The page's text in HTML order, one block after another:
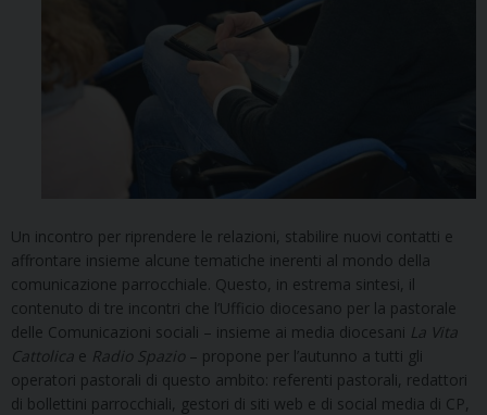
Un incontro per riprendere le relazioni, stabilire nuovi contatti e
affrontare insieme alcune tematiche inerenti al mondo della
comunicazione parrocchiale. Questo, in estrema sintesi, il
contenuto di tre incontri che l’Ufficio diocesano per la pastorale
delle Comunicazioni sociali – insieme ai media diocesani La Vita
Cattolica e Radio Spazio – propone per l’autunno a tutti gli
operatori pastorali di questo ambito: referenti pastorali, redattori
di bollettini parrocchiali, gestori di siti web e di social media di CP,